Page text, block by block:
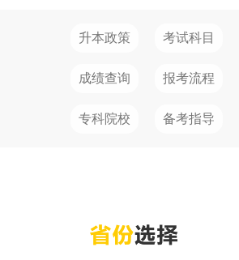
升本政策 考试科目
成绩查询 报考流程
专科院校 备考指导